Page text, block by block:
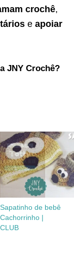
crochê,
e apoiar
JNY Crochê?
Sapatinho de bebê
Cachorrinho |
CLUB